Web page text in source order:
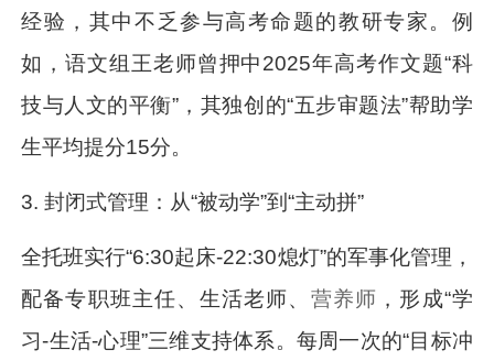
经验，其中不乏参与高考命题的教研专家。例
如，语文组王老师曾押中2025年高考作文题“科
技与人文的平衡”，其独创的“五步审题法”帮助学
生平均提分15分。
3. 封闭式管理：从“被动学”到“主动拼”
全托班实行“6:30起床-22:30熄灯”的军事化管理，
配备专职班主任、生活老师、 营养师 ，形成“学
习-生活-心理”三维支持体系。每周一次的“目标冲